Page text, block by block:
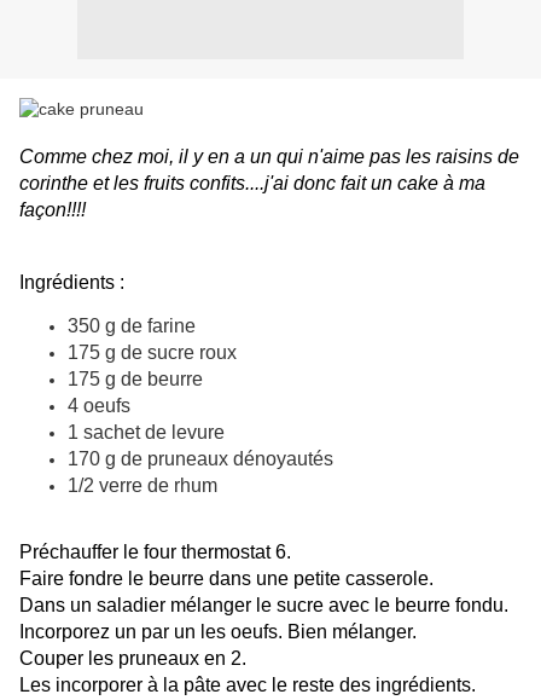
Comme chez moi, il y en a un qui n'aime pas les raisins de
corinthe et les fruits confits....j'ai donc fait un cake à ma
façon!!!!
Ingrédients :
350 g de farine
175 g de sucre roux
175 g de beurre
4 oeufs
1 sachet de levure
170 g de pruneaux dénoyautés
1/2 verre de rhum
Préchauffer le four thermostat 6.
Faire fondre le beurre dans une petite casserole.
Dans un saladier mélanger le sucre avec le beurre fondu.
Incorporez un par un les oeufs. Bien mélanger.
Couper les pruneaux en 2.
Les incorporer à la pâte avec le reste des ingrédients.